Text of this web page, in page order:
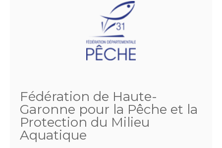
Fédération de Haute-
Garonne pour la Pêche et la
Protection du Milieu
Aquatique